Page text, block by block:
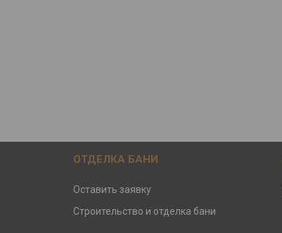
ОТДЕЛКА БАНИ
Оставить заявку
Строительство и отделка бани